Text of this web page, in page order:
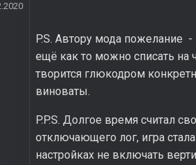
P.S. Автору мода пожелание
ещё как то можно списать на
творится глюкодром
виноваты.
P.P.S. Долгое время считал
отключающего лог, игра
настройках не включать